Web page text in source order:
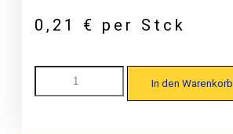
0,21 € per Stck
40-
In den Warenkorb